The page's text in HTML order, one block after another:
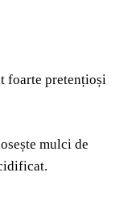
foarte pretențioși
mulci de